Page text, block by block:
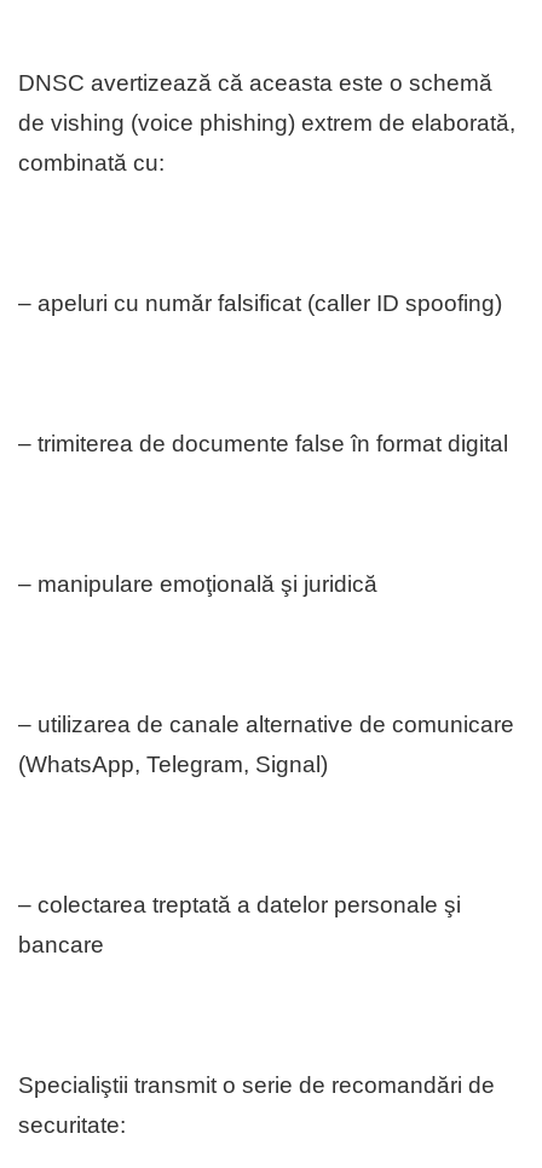
DNSC avertizează că aceasta este o schemă
de vishing (voice phishing) extrem de elaborată,
combinată cu:
– apeluri cu număr falsificat (caller ID spoofing)
– trimiterea de documente false în format digital
– manipulare emoţională şi juridică
– utilizarea de canale alternative de comunicare
(WhatsApp, Telegram, Signal)
– colectarea treptată a datelor personale şi
bancare
Specialiştii transmit o serie de recomandări de
securitate: